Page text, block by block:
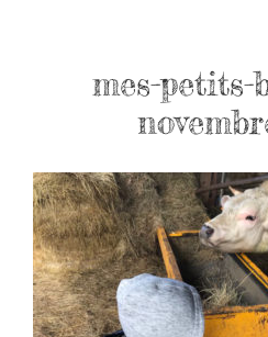
mes-petits-